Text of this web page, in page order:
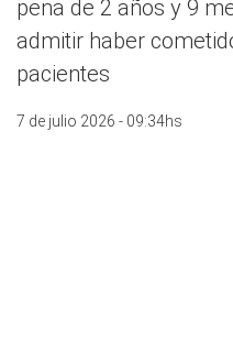
pena de 2 años y 9
admitir haber
pacientes
7 de julio 2026 - 09:34hs